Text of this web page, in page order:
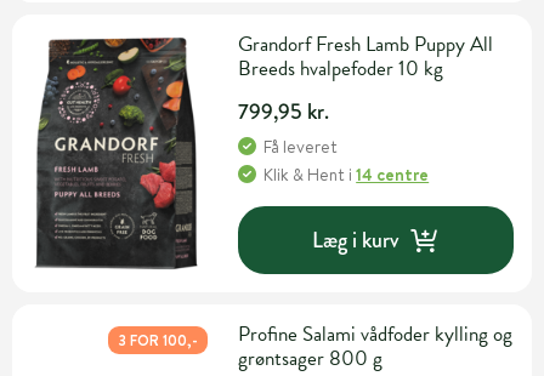
Grandorf Fresh Lamb Puppy All
Breeds hvalpefoder 10 kg
799,95 kr.
Få leveret
Klik & Hent i14 centre
Læg i kurv
3 FOR 100,-
Profine Salami vådfoder kylling og
grøntsager 800 g